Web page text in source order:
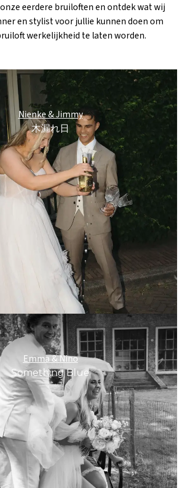
eerdere bruiloften en ontdek wat wij
en stylist voor jullie kunnen doen om
werkelijkheid te laten worden.
Nienke & Jimmy
木漏れ日
Emma & Nino
Something Blue